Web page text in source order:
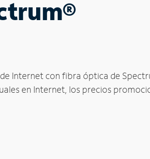
Internet con fibra óptica de
en Internet, los precios